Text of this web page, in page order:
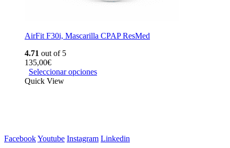
AirFit F30i, Mascarilla CPAP ResMed
4.71 out of 5
135,00€
Seleccionar opciones
Quick View
FacebookYoutube Instagram Linkedin